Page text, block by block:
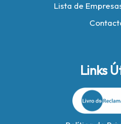
Lista de
Links